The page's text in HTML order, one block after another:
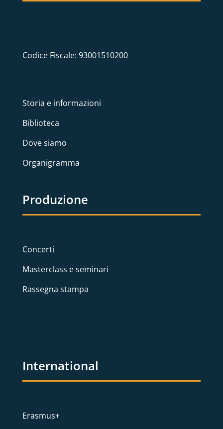
Codice Fiscale: 93001510200
Storia e informazioni
Biblioteca
Dove siamo
Organigramma
Produzione
Concerti
Masterclass e seminari
Rassegna stampa
International
Erasmus+